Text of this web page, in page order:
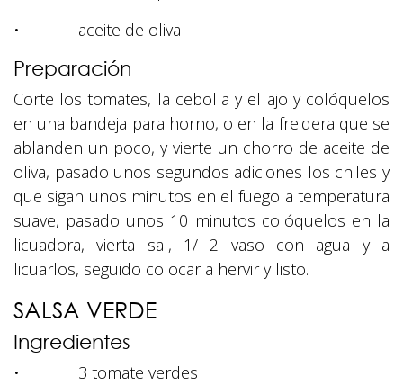
• aceite de oliva
Preparación
Corte los tomates, la cebolla y el ajo y colóquelos
en una bandeja para horno, o en la freidera que se
ablanden un poco, y vierte un chorro de aceite de
oliva, pasado unos segundos adiciones los chiles y
que sigan unos minutos en el fuego a temperatura
suave, pasado unos 10 minutos colóquelos en la
licuadora, vierta sal, 1/ 2 vaso con agua y a
licuarlos, seguido colocar a hervir y listo.
SALSA VERDE
Ingredientes
• 3 tomate verdes